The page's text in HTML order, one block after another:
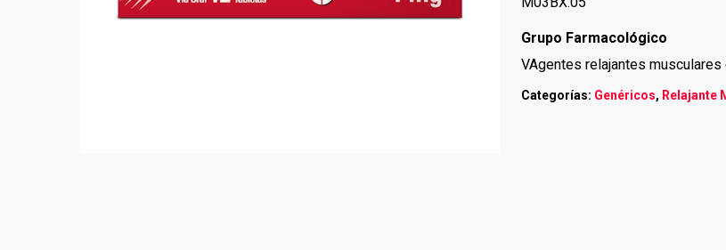
Grupo Farmacológico
VAgentes relajantes musculares
Categorías: Genéricos, Relajante